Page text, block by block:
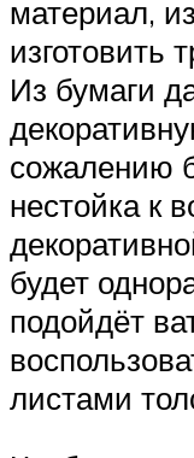
материал,
изготовить
Из бумаги
сожалению
нестойка к
будет
подойдёт
листами